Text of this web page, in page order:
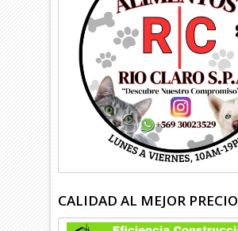
CALIDAD AL MEJOR PRECIO